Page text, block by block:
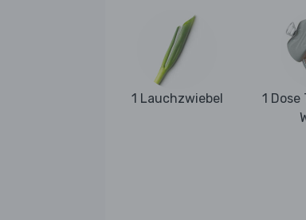
1 Lauchzwiebel
1